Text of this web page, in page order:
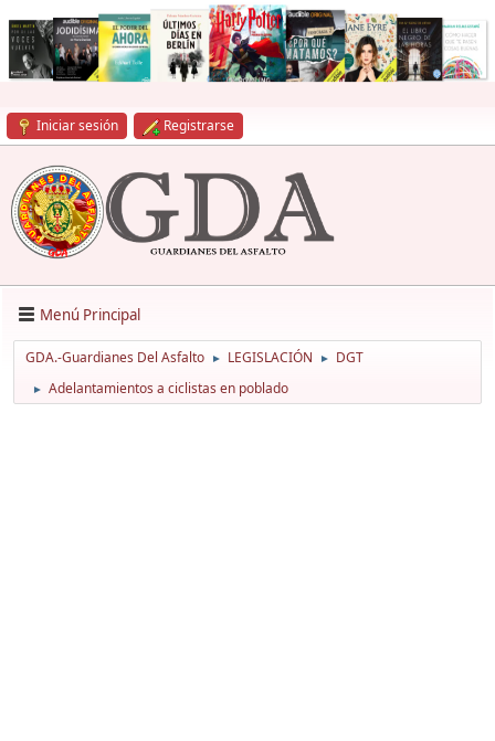
Iniciar sesión Registrarse
Menú Principal
GDA.-Guardianes Del Asfalto ► LEGISLACIÓN ► DGT
► Adelantamientos a ciclistas en poblado